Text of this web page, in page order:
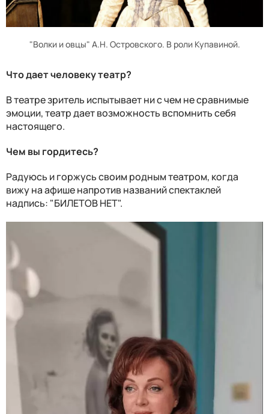
"Волки и овцы" А.Н. Островского. В роли Купавиной.
Что дает человеку театр?
В театре зритель испытывает ни с чем не сравнимые
эмоции, театр дает возможность вспомнить себя
настоящего.
Чем вы гордитесь?
Радуюсь и горжусь своим родным театром, когда
вижу на афише напротив названий спектаклей
надпись: "БИЛЕТОВ НЕТ".